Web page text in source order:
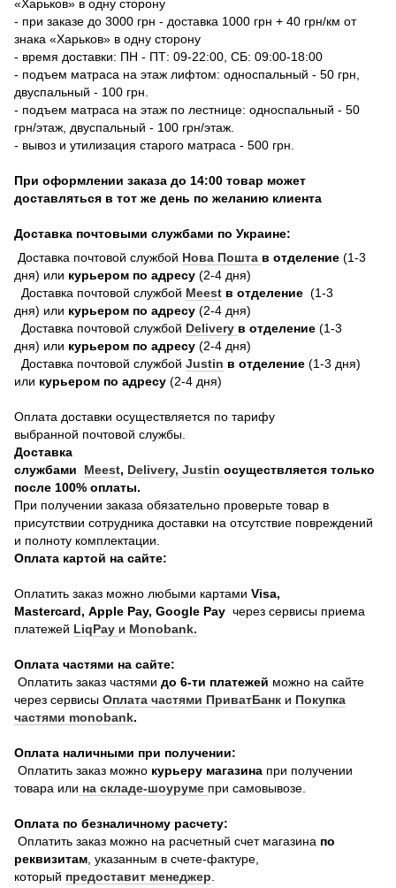
«Харьков» в одну сторону
- при заказе до 3000 грн - доставка 1000 грн + 40 грн/км от
знака «Харьков» в одну сторону
- время доставки: ПН - ПТ: 09-22:00, СБ: 09:00-18:00
- подъем матраса на этаж лифтом: односпальный - 50 грн,
двуспальный - 100 грн.
- подъем матраса на этаж по лестнице: односпальный - 50
грн/этаж, двуспальный - 100 грн/этаж.
- вывоз и утилизация старого матраса - 500 грн.
При оформлении заказа до 14:00 товар может
доставляться в тот же день по желанию клиента
Доставка почтовыми службами по Украине:
Доставка почтовой службой Нова Пошта в отделение (1-3
дня) или курьером по адресу (2-4 дня)
Доставка почтовой службой Meest в отделение (1-3
дня) или курьером по адресу (2-4 дня)
Доставка почтовой службой Delivery в отделение (1-3
дня) или курьером по адресу (2-4 дня)
Доставка почтовой службой Justin в отделение (1-3 дня)
или курьером по адресу (2-4 дня)
Оплата доставки осуществляется по тарифу
выбранной почтовой службы.
Доставка
службами
Meest, Delivery, Justin осуществляется только
после 100% оплаты.
При получении заказа обязательно проверьте товар в
присутствии сотрудника доставки на отсутствие повреждений
и полноту комплектации.
Оплата картой на сайте:
Оплатить заказ можно любыми картами Visa,
Mastercard, Apple Pay, Google Pay через сервисы приема
платежей LiqPay и Monobank.
Оплата частями на сайте:
Оплатить заказ частями до 6-ти платежей можно на сайте
через сервисы Оплата частями ПриватБанк и Покупка
частями monobank.
Оплата наличными при получении:
Оплатить заказ можно курьеру магазина при получении
товара или на складе-шоуруме при самовывозе.
Оплата по безналичному расчету:
Оплатить заказ можно на расчетный счет магазина по
реквизитам , указанным в счете-фактуре,
который предоставит менеджер